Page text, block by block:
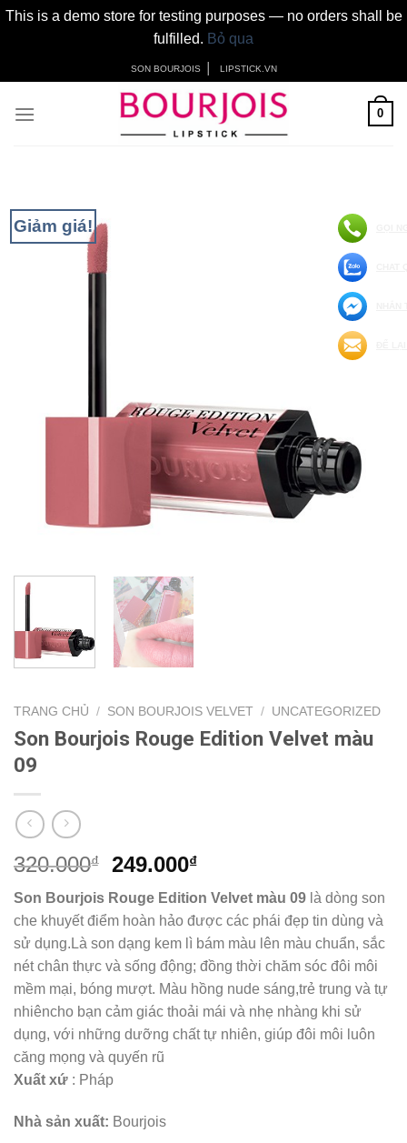
This is a demo store for testing purposes — no orders shall be
fulfilled. Bỏ qua
content
SON BOURJOIS LIPSTICK.VN
0
Giảm giá!
TRANG CHỦ / SON BOURJOIS VELVET / UNCATEGORIZED
Son Bourjois Rouge Edition Velvet màu
09
320.000₫
Giá
là:
320.000₫.
249.000₫Giá
tại
là:
249.000₫.
Son Bourjois Rouge Edition Velvet màu 09 là dòng son
che khuyết điểm hoàn hảo được các phái đẹp tin dùng và
sử dụng.Là son dạng kem lì bám màu lên màu chuẩn, sắc
nét chân thực và sống động; đồng thời chăm sóc đôi môi
mềm mại, bóng mượt. Màu hồng nude sáng,trẻ trung và tự
nhiêncho bạn cảm giác thoải mái và nhẹ nhàng khi sử
dụng, với những dưỡng chất tự nhiên, giúp đôi môi luôn
căng mọng và quyến rũ
Xuất xứ : Pháp
Nhà sản xuất: Bourjois